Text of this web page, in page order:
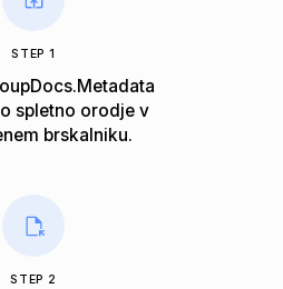
STEP 1
spletno orodje v
brskalniku.
STEP 2